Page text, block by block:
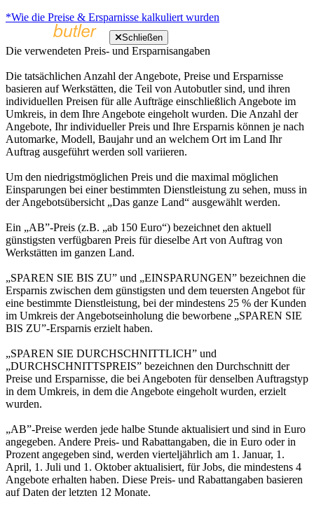
*Wie die Preise & Ersparnisse kalkuliert wurden
Schließen
Die verwendeten Preis- und Ersparnisangaben
Die tatsächlichen Anzahl der Angebote, Preise und Ersparnisse
basieren auf Werkstätten, die Teil von Autobutler sind, und ihren
individuellen Preisen für alle Aufträge einschließlich Angebote im
Umkreis, in dem Ihre Angebote eingeholt wurden. Die Anzahl der
Angebote, Ihr individueller Preis und Ihre Ersparnis können je nach
Automarke, Modell, Baujahr und an welchem Ort im Land Ihr
Auftrag ausgeführt werden soll variieren.
Um den niedrigstmöglichen Preis und die maximal möglichen
Einsparungen bei einer bestimmten Dienstleistung zu sehen, muss in
der Angebotsübersicht „Das ganze Land“ ausgewählt werden.
Ein „AB”-Preis (z.B. „ab 150 Euro“) bezeichnet den aktuell
günstigsten verfügbaren Preis für dieselbe Art von Auftrag von
Werkstätten im ganzen Land.
„SPAREN SIE BIS ZU” und „EINSPARUNGEN” bezeichnen die
Ersparnis zwischen dem günstigsten und dem teuersten Angebot für
eine bestimmte Dienstleistung, bei der mindestens 25 % der Kunden
im Umkreis der Angebotseinholung die beworbene „SPAREN SIE
BIS ZU”-Ersparnis erzielt haben.
„SPAREN SIE DURCHSCHNITTLICH” und
„DURCHSCHNITTSPREIS” bezeichnen den Durchschnitt der
Preise und Ersparnisse, die bei Angeboten für denselben Auftragstyp
in dem Umkreis, in dem die Angebote eingeholt wurden, erzielt
wurden.
„AB”-Preise werden jede halbe Stunde aktualisiert und sind in Euro
angegeben. Andere Preis- und Rabattangaben, die in Euro oder in
Prozent angegeben sind, werden vierteljährlich am 1. Januar, 1.
April, 1. Juli und 1. Oktober aktualisiert, für Jobs, die mindestens 4
Angebote erhalten haben. Diese Preis- und Rabattangaben basieren
auf Daten der letzten 12 Monate.